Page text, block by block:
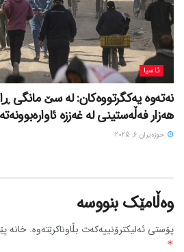
ئاسیا
هەزار فەڵەستینی لە غەززە
حوزه‌یران 6, 2025
وەڵامێک بنووسە
پۆستی ئەلیکترۆنییەکەت بڵاوناکرێتەوە. خانە
*